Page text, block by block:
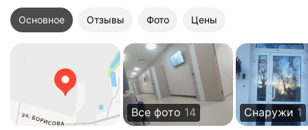
Основное Отзывы Фото Цены
Все фото 14 Снаружи 1